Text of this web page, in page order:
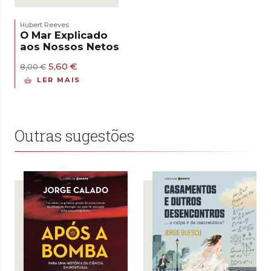
Hubert Reeves
O Mar Explicado
aos Nossos Netos
8,00€ O
preço
original
5,60 €
preço
atual
LER MAIS
Outras sugestões